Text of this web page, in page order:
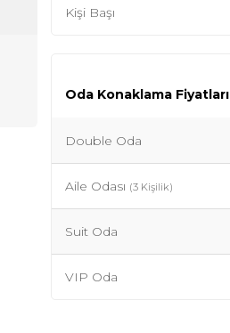
Kişi Başı
Oda Konaklama Fiyatları
Double Oda
Aile Odası (3 Kişilik)
Suit Oda
VIP Oda